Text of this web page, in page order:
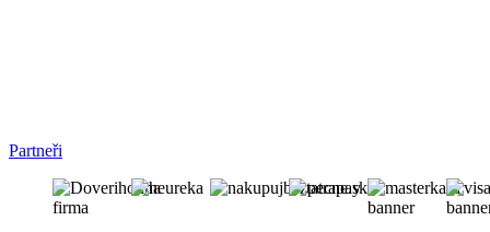
Partneři